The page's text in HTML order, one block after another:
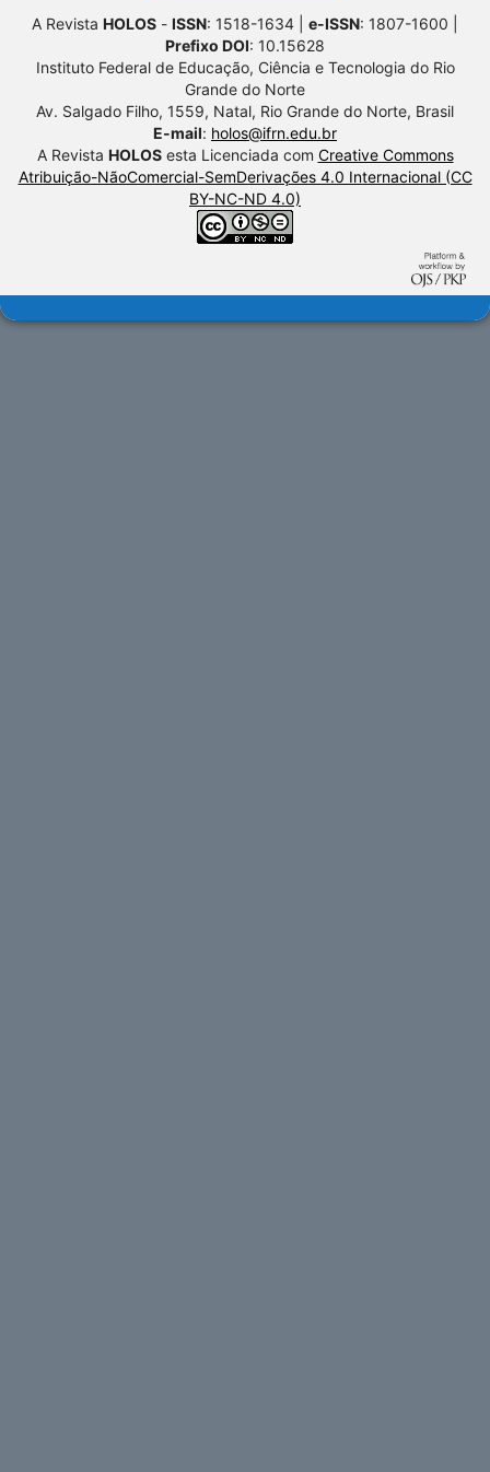
A Revista HOLOS - ISSN: 1518-1634 | e-ISSN: 1807-1600 |
Prefixo DOI: 10.15628
Instituto Federal de Educação, Ciência e Tecnologia do Rio
Grande do Norte
Av. Salgado Filho, 1559, Natal, Rio Grande do Norte, Brasil
E-mail: holos@ifrn.edu.br
A Revista HOLOSesta Licenciada com Creative Commons
Atribuição-NãoComercial-SemDerivações 4.0 Internacional (CC
BY-NC-ND 4.0)